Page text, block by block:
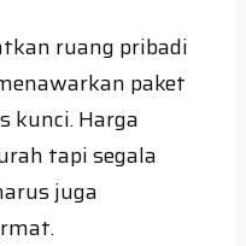
ruang pribadi
paket
kunci. Harga
tapi segala
juga